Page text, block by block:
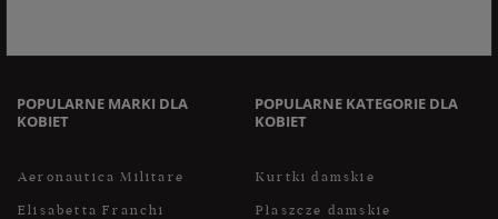
POPULARNE MARKI DLA
KOBIET
Aeronautica Militare
Elisabetta Franchi
POPULARNE KATEGORIE DLA
KOBIET
Kurtki damskie
Płaszcze damskie